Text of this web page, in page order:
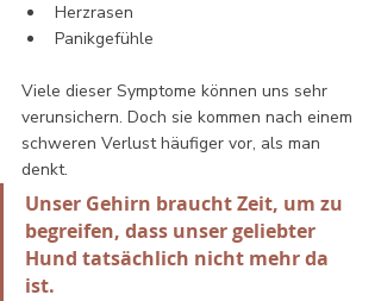
Herzrasen
Panikgefühle
Viele dieser Symptome können uns sehr
verunsichern. Doch sie kommen nach einem
schweren Verlust häufiger vor, als man
denkt.
Unser Gehirn braucht Zeit, um zu
begreifen, dass unser geliebter
Hund tatsächlich nicht mehr da
ist.